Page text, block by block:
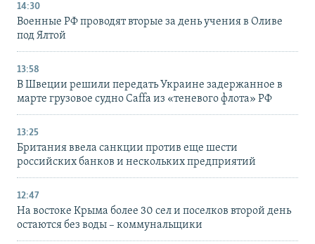
14:30
Военные РФ проводят вторые за день учения в Оливе
под Ялтой
13:58
В Швеции решили передать Украине задержанное в
марте грузовое судно Caffa из «теневого флота» РФ
13:25
Британия ввела санкции против еще шести
российских банков и нескольких предприятий
12:47
На востоке Крыма более 30 сел и поселков второй день
остаются без воды – коммунальщики